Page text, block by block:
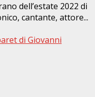
dell’estate 2022 di
cantante, attore...
di Giovanni